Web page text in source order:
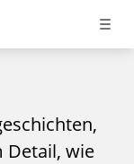
Detail, wie